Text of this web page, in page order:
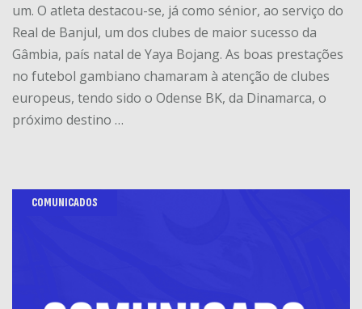
um. O atleta destacou-se, já como sénior, ao serviço do
Real de Banjul, um dos clubes de maior sucesso da
Gâmbia, país natal de Yaya Bojang. As boas prestações
no futebol gambiano chamaram à atenção de clubes
europeus, tendo sido o Odense BK, da Dinamarca, o
próximo destino …
COMUNICADOS